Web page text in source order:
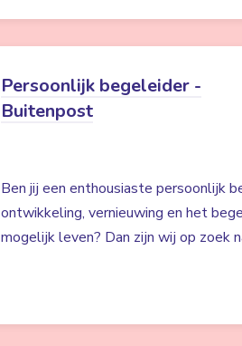
Persoonlijk begeleider -
Buitenpost
Ben jij een enthousiaste persoonlijk
ontwikkeling, vernieuwing en het
mogelijk leven? Dan zijn wij op zoek